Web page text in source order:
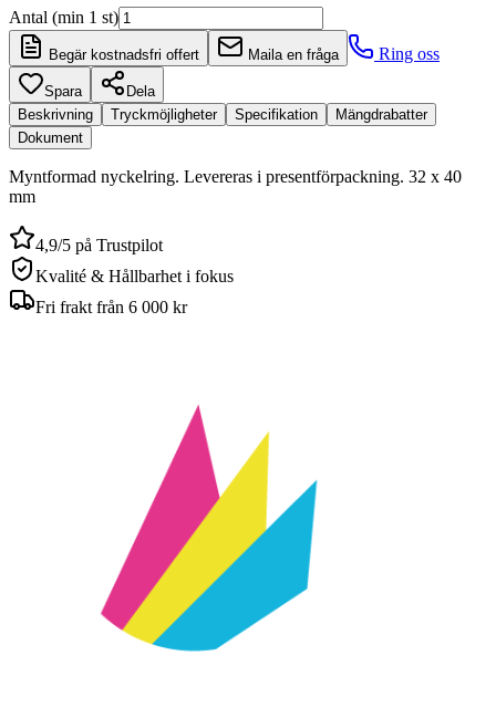
Antal (min 1 st)
Begär kostnadsfri offert Maila en fråga Ring oss
Spara
Dela
Beskrivning
Tryckmöjligheter Specifikation
Mängdrabatter
Dokument
Myntformad nyckelring. Levereras i presentförpackning. 32 x 40
mm
4,9/5 på Trustpilot
Kvalité & Hållbarhet i fokus
Fri frakt från 6 000 kr